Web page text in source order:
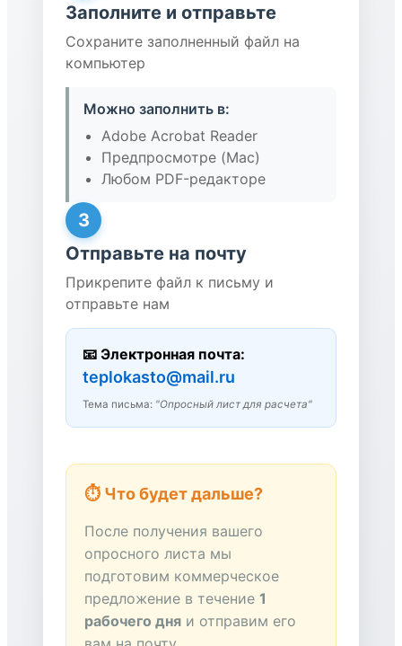
Заполните и отправьте
Сохраните заполненный файл на
компьютер
Можно заполнить в:
Adobe Acrobat Reader
Предпросмотре (Mac)
Любом PDF-редакторе
3
Отправьте на почту
Прикрепите файл к письму и
отправьте нам
📧 Электронная почта:
teplokasto@mail.ru
Тема письма: "Опросный лист для расчета"
⏱ Что будет дальше?
После получения вашего
опросного листа мы
подготовим коммерческое
предложение в течение 1
рабочего дня и отправим его